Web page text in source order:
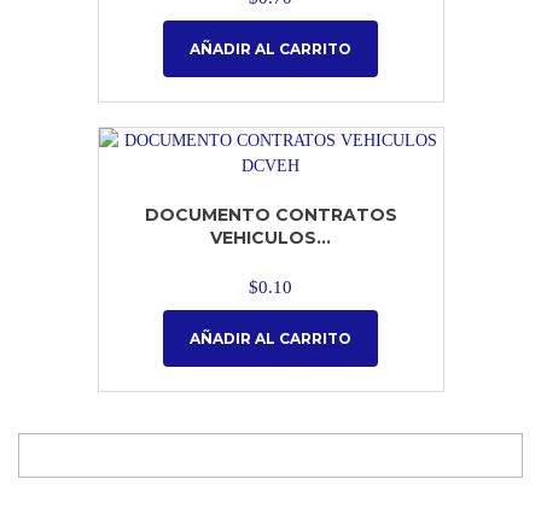
AÑADIR AL CARRITO
DOCUMENTO CONTRATOS
VEHICULOS...
$0.10
AÑADIR AL CARRITO